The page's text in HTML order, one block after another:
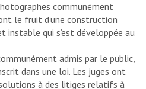
communément
le fruit d’une construction
instable qui s’est développée au
admis par le public,
dans une loi. Les juges ont
à des litiges relatifs à